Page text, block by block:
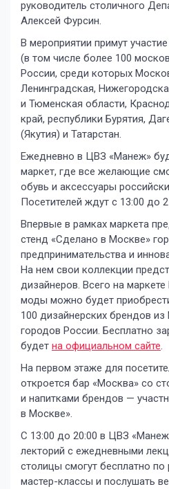
руководитель столичного
Алексей Фурсин.
В мероприятии примут
(в том числе более 100
России, среди которых
Ленинградская,
и Тюменская области,
край, республики Бурятия,
(Якутия) и Татарстан.
Ежедневно в ЦВЗ «Манеж»
маркет, где все желающие
обувь и аксессуары
Посетителей ждут с 13:00 до
Впервые в рамках маркета
стенд «Сделано в Москве»
предпринимательства и
На нем свои коллекции
дизайнеров. Всего на
моды можно будет
100 дизайнерских брендов
городов России. Бесплатно
будет на официальном сайте
На первом этаже для
откроется бар «Москва» со
и напитками брендов —
в Москве».
С 13:00 до 20:00 в ЦВЗ
лекторий с ежедневными
столицы смогут бесплатно по
мастер-классы и послушать